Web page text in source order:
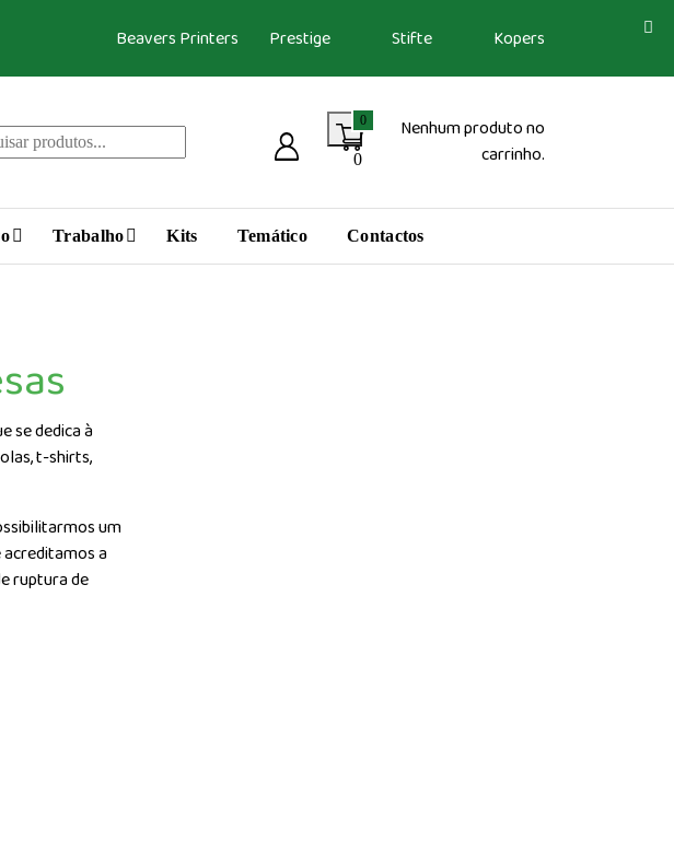
Beavers Printers Prestige Stifte Kopers
0
0
Nenhum produto no
carrinho.
Trabalho Kits Temático Contactos
se dedica à
t-shirts,
um
a
ruptura de